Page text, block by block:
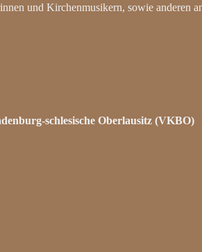
und Kirchenmusikern, sowie anderen
schlesische Oberlausitz (VKBO)